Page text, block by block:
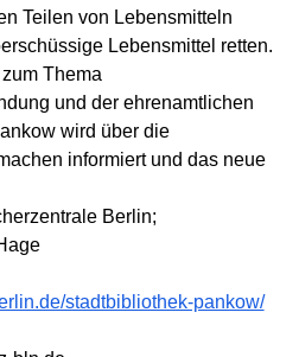
Teilen von Lebensmitteln
Lebensmittel retten.
Thema
und der ehrenamtlichen
wird über die
informiert und das neue
Berlin;
stadtbibliothek-pankow/